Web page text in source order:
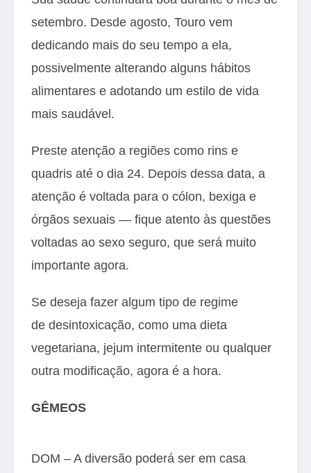
setembro. Desde agosto, Touro vem
dedicando mais do seu tempo a ela,
possivelmente alterando alguns hábitos
alimentares e adotando um estilo de vida
mais saudável.
Preste atenção a regiões como rins e
quadris até o dia 24. Depois dessa data, a
atenção é voltada para o cólon, bexiga e
órgãos sexuais — fique atento às questões
voltadas ao sexo seguro, que será muito
importante agora.
Se deseja fazer algum tipo de regime
de desintoxicação, como uma dieta
vegetariana, jejum intermitente ou qualquer
outra modificação, agora é a hora.
GÊMEOS
DOM – A diversão poderá ser em casa